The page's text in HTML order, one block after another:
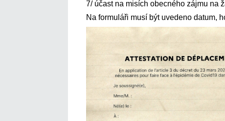
7/ účast na misích obecného zájmu na
Na formuláři musí být uvedeno datum,